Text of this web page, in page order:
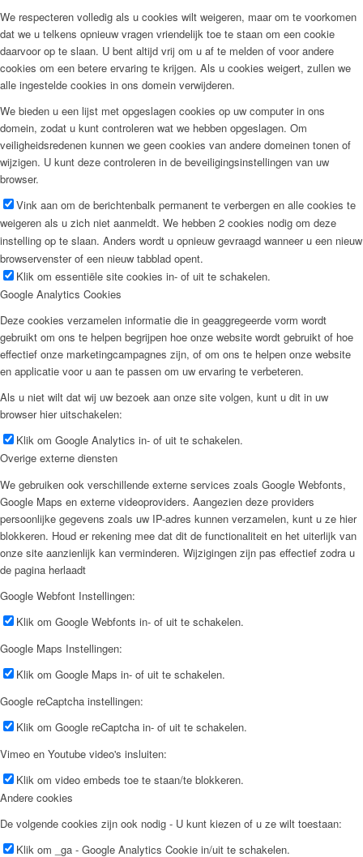
We respecteren volledig als u cookies wilt weigeren, maar om te voorkomen
dat we u telkens opnieuw vragen vriendelijk toe te staan om een cookie
daarvoor op te slaan. U bent altijd vrij om u af te melden of voor andere
cookies om een betere ervaring te krijgen. Als u cookies weigert, zullen we
alle ingestelde cookies in ons domein verwijderen.
We bieden u een lijst met opgeslagen cookies op uw computer in ons
domein, zodat u kunt controleren wat we hebben opgeslagen. Om
veiligheidsredenen kunnen we geen cookies van andere domeinen tonen of
wijzigen. U kunt deze controleren in de beveiligingsinstellingen van uw
browser.
Vink aan om de berichtenbalk permanent te verbergen en alle cookies te
weigeren als u zich niet aanmeldt. We hebben 2 cookies nodig om deze
instelling op te slaan. Anders wordt u opnieuw gevraagd wanneer u een nieuw
browservenster of een nieuw tabblad opent.
Klik om essentiële site cookies in- of uit te schakelen.
Google Analytics Cookies
Deze cookies verzamelen informatie die in geaggregeerde vorm wordt
gebruikt om ons te helpen begrijpen hoe onze website wordt gebruikt of hoe
effectief onze marketingcampagnes zijn, of om ons te helpen onze website
en applicatie voor u aan te passen om uw ervaring te verbeteren.
Als u niet wilt dat wij uw bezoek aan onze site volgen, kunt u dit in uw
browser hier uitschakelen:
Klik om Google Analytics in- of uit te schakelen.
Overige externe diensten
We gebruiken ook verschillende externe services zoals Google Webfonts,
Google Maps en externe videoproviders. Aangezien deze providers
persoonlijke gegevens zoals uw IP-adres kunnen verzamelen, kunt u ze hier
blokkeren. Houd er rekening mee dat dit de functionaliteit en het uiterlijk van
onze site aanzienlijk kan verminderen. Wijzigingen zijn pas effectief zodra u
de pagina herlaadt
Google Webfont Instellingen:
Klik om Google Webfonts in- of uit te schakelen.
Google Maps Instellingen:
Klik om Google Maps in- of uit te schakelen.
Google reCaptcha instellingen:
Klik om Google reCaptcha in- of uit te schakelen.
Vimeo en Youtube video's insluiten:
Klik om video embeds toe te staan/te blokkeren.
Andere cookies
De volgende cookies zijn ook nodig - U kunt kiezen of u ze wilt toestaan:
Klik om _ga - Google Analytics Cookie in/uit te schakelen.